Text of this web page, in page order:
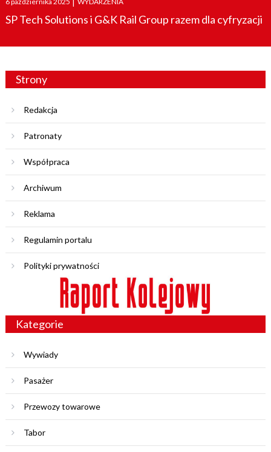
on
|
SP Tech Solutions i G&K Rail Group razem dla cyfryzacji
Strony
Redakcja
Patronaty
Współpraca
Archiwum
Reklama
Regulamin portalu
Polityki prywatności
Kategorie
Wywiady
Pasażer
Przewozy towarowe
Tabor